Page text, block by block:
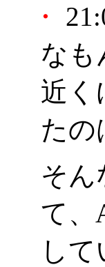
・
なも
近く
た
そん
て、
し